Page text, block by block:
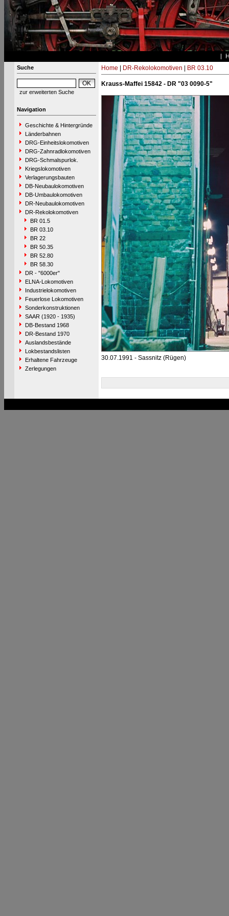
Suche
zur erweiterten Suche
Navigation
Geschichte & Hintergründe
Länderbahnen
DRG-Einheitslokomotiven
DRG-Zahnradlokomotiven
DRG-Schmalspurlok.
Kriegslokomotiven
Verlagerungsbauten
DB-Neubaulokomotiven
DB-Umbaulokomotiven
DR-Neubaulokomotiven
DR-Rekolokomotiven
BR 01.5
BR 03.10
BR 22
BR 50.35
BR 52.80
BR 58.30
DR - "6000er"
ELNA-Lokomotiven
Industrielokomotiven
Feuerlose Lokomotiven
Sonderkonstruktionen
SAAR (1920 - 1935)
DB-Bestand 1968
DR-Bestand 1970
Auslandsbestände
Lokbestandslisten
Erhaltene Fahrzeuge
Zerlegungen
Home DR-Rekolokomotiven BR 03.10
Krauss-Maffei 15842 - DR "03 0090-5"
30.07.1991 - Sassnitz (Rügen)